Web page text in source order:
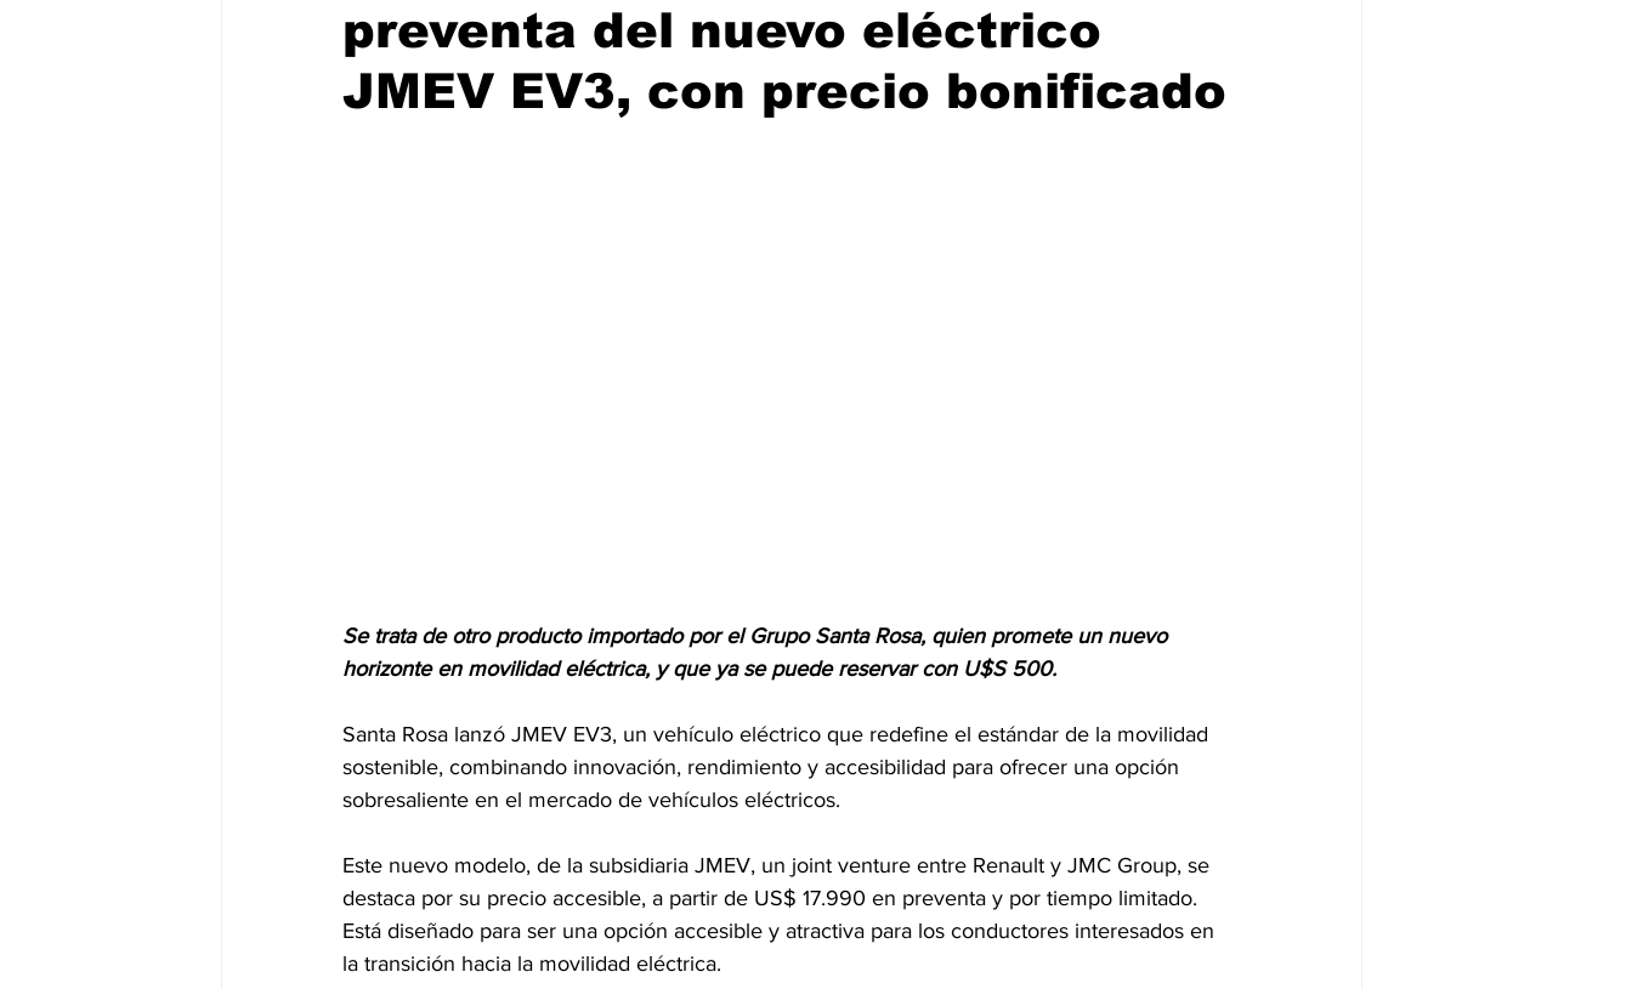
preventa del nuevo eléctrico
JMEV EV3, con precio bonificado
Se trata de otro producto importado por el Grupo Santa Rosa, quien promete un nuevo
horizonte en movilidad eléctrica, y que ya se puede reservar con U$S 500.
Santa Rosa lanzó JMEV EV3, un vehículo eléctrico que redefine el estándar de la movilidad
sostenible, combinando innovación, rendimiento y accesibilidad para ofrecer una opción
sobresaliente en el mercado de vehículos eléctricos.
Este nuevo modelo, de la subsidiaria JMEV, un joint venture entre Renault y JMC Group, se
destaca por su precio accesible, a partir de US$ 17.990 en preventa y por tiempo limitado.
Está diseñado para ser una opción accesible y atractiva para los conductores interesados en
la transición hacia la movilidad eléctrica.